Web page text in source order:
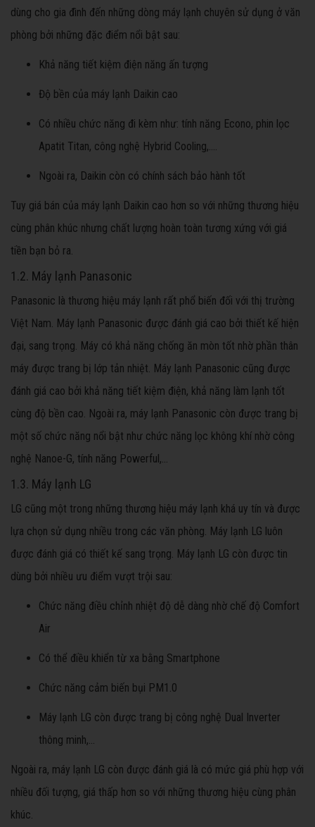
dùng cho gia đình đến những dòng máy lạnh chuyên sử dụng ở văn
phòng bởi những đặc điểm nổi bật sau:
Khả năng tiết kiệm điện năng ấn tượng
Độ bền của máy lạnh Daikin cao
Có nhiều chức năng đi kèm như: tính năng Econo, phin lọc
Apatit Titan, công nghệ Hybrid Cooling,....
Ngoài ra, Daikin còn có chính sách bảo hành tốt
Tuy giá bán của máy lạnh Daikin cao hơn so với những thương hiệu
cùng phân khúc nhưng chất lượng hoàn toàn tương xứng với giá
tiền bạn bỏ ra.
1.2. Máy lạnh Panasonic
Panasonic là thương hiệu máy lạnh rất phổ biến đối với thị trường
Việt Nam. Máy lạnh Panasonic được đánh giá cao bởi thiết kế hiện
đại, sang trọng. Máy có khả năng chống ăn mòn tốt nhờ phần thân
máy được trang bị lớp tản nhiệt. Máy lạnh Panasonic cũng được
đánh giá cao bởi khả năng tiết kiệm điện, khả năng làm lạnh tốt
cùng độ bền cao. Ngoài ra, máy lạnh Panasonic còn được trang bị
một số chức năng nổi bật như chức năng lọc không khí nhờ công
nghệ Nanoe-G, tính năng Powerful,...
1.3. Máy lạnh LG
LG cũng một trong những thương hiệu máy lạnh khá uy tín và được
lựa chọn sử dụng nhiều trong các văn phòng. Máy lạnh LG luôn
được đánh giá có thiết kế sang trọng. Máy lạnh LG còn được tin
dùng bởi nhiều ưu điểm vượt trội sau:
Chức năng điều chỉnh nhiệt độ dễ dàng nhờ chế độ Comfort
Air
Có thể điều khiển từ xa bằng Smartphone
Chức năng cảm biến bụi PM1.0
Máy lạnh LG còn được trang bị công nghệ Dual Inverter
thông minh,...
Ngoài ra, máy lạnh LG còn được đánh giá là có mức giá phù hợp với
nhiều đối tượng, giá thấp hơn so với những thương hiệu cùng phân
khúc.